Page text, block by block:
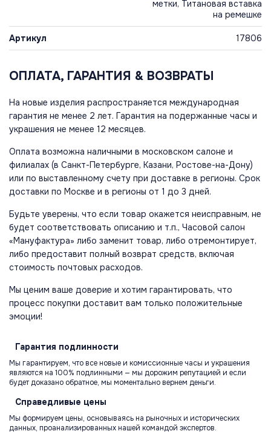
метки, Титановая вставка
на ремешке
Артикул 17806
ОПЛАТА, ГАРАНТИЯ & ВОЗВРАТЫ
На новые изделия распространяется международная
гарантия не менее 2 лет. Гарантия на подержанные часы и
украшения не менее 12 месяцев.
Оплата возможна наличными в московском салоне и
филиалах (в Санкт-Петербурге, Казани, Ростове-на-Дону)
или по выставленному счету при доставке в регионы. Срок
доставки по Москве и в регионы от 1 до 3 дней.
Будьте уверены, что если товар окажется неисправным, не
будет соответствовать описанию и т.п., Часовой салон
«Мануфактура» либо заменит товар, либо отремонтирует,
либо предоставит полный возврат средств, включая
стоимость почтовых расходов.
Мы ценим ваше доверие и хотим гарантировать, что
процесс покупки доставит вам только положительные
эмоции!
Гарантия подлинности
Мы гарантируем, что все новые и комиссионные часы и украшения
являются на 100% подлинными — мы дорожим репутацией и если
будет доказано обратное, мы моментально вернем деньги.
Справедливые цены
Мы формируем цены, основываясь на рыночных и исторических
данных, проанализированных нашей командой экспертов.